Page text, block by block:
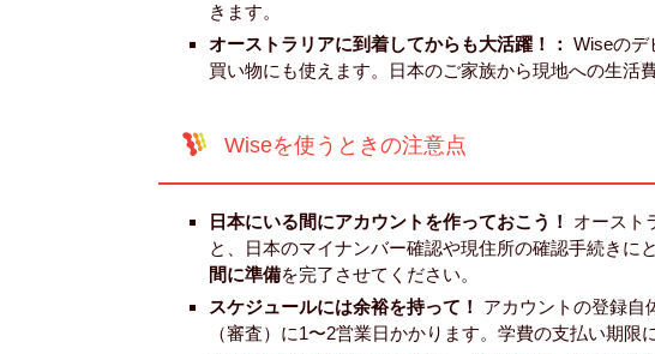
きます。
オーストラリアに到着してからも大活躍！： Wiseのデ
買い物にも使えます。日本のご家族から現地への生活
Wiseを使うときの注意点
日本にいる間にアカウントを作っておこう！
オースト
と、日本のマイナンバー確認や現住所の確認手続きに
間に準備を完了させてください。
スケジュールには余裕を持って！
アカウントの登録自
（審査）に1〜2営業日かかります。学費の支払い期限